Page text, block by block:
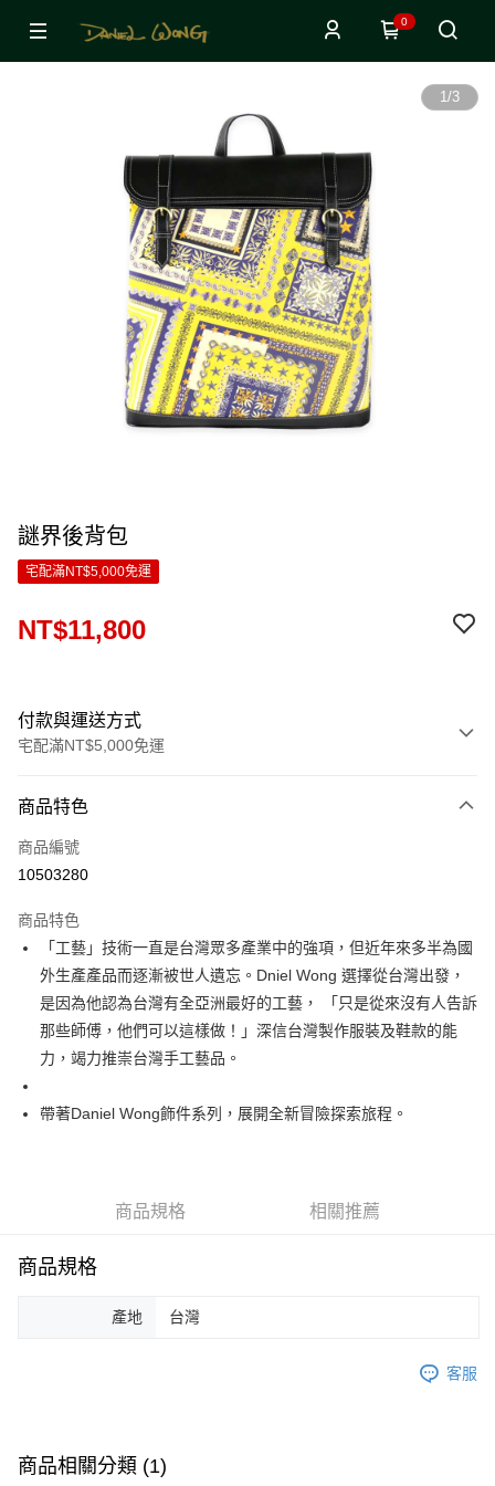
0
1/3
謎界後背包
宅配滿NT$5,000免運
NT$11,800
付款與運送方式
宅配滿NT$5,000免運
信用卡一次付款
LINE Pay
ATM付款
運送方式
宅配
每筆NT$80，滿NT$5,000(含以上)免運費
宅配(外島)
商品特色
商品編號
10503280
商品特色
「工藝」技術一直是台灣眾多產業中的強項，但近年來多半為國
外生產產品而逐漸被世人遺忘。Dniel Wong 選擇從台灣出發，
是因為他認為台灣有全亞洲最好的工藝， 「只是從來沒有人告訴
那些師傅，他們可以這樣做！」深信台灣製作服裝及鞋款的能
力，竭力推崇台灣手工藝品。
帶著Daniel Wong飾件系列，展開全新冒險探索旅程。
商品規格 相關推薦
商品規格
產地 台灣
客服
商品相關分類 (1)